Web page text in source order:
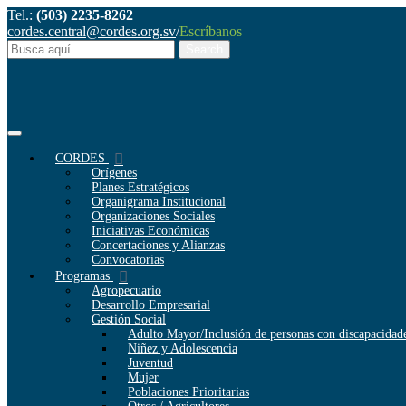
Tel.: (503) 2235-8262
cordes.central@cordes.org.sv/Escríbanos
CORDES
Orígenes
Planes Estratégicos
Organigrama Institucional
Organizaciones Sociales
Iniciativas Económicas
Concertaciones y Alianzas
Convocatorias
Programas
Agropecuario
Desarrollo Empresarial
Gestión Social
Adulto Mayor/Inclusión de personas con
Niñez y Adolescencia
Juventud
Mujer
Poblaciones Prioritarias